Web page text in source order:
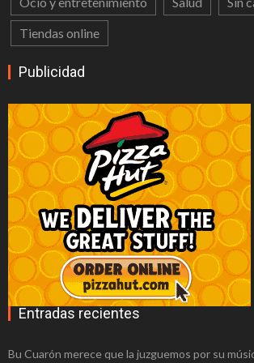
¿Tienes un plan en mente pero no tienes
CocheGo
Empresas seguridad privada
profesionales y completamente
equipadas
Reparar ps3 de forma económica
Abogado Getxo: ¿Tengo derecho a ser
indemnizado?
Law Brokers, servicio jurídico al alcance
de todos
Tiendas online
Publicidad
Entradas recientes
Bu Cuarón merece que la juzguemos por su